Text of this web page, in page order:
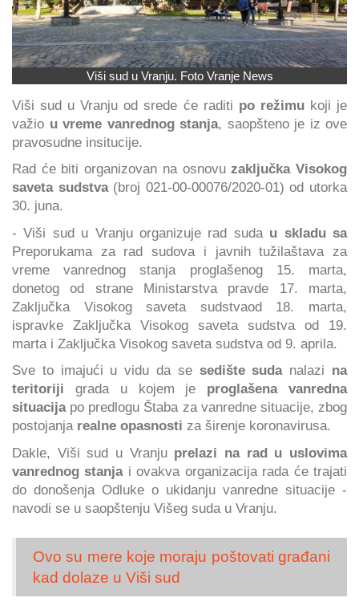
Viši sud u Vranju. Foto Vranje News
Viši sud u Vranju od srede će raditi po režimu koji je
važio u vreme vanrednog stanja, saopšteno je iz ove
pravosudne insitucije.
Rad će biti organizovan na osnovuzaključka Visokog
saveta sudstva(broj 021-00-00076/2020-01) od utorka
30. juna.
- Viši sud u Vranju organizuje rad sudau skladu sa
Preporukama za rad sudova i javnih tužilaštava za
vreme vanrednog stanja proglašenog 15. marta,
donetog od strane Ministarstva pravde 17. marta,
Zaključka Visokog saveta sudstvaod 18. marta,
ispravke Zaključka Visokog saveta sudstva od 19.
marta i Zaključka Visokog saveta sudstva od 9. aprila.
Sve to imajući u vidu da se sedište sudanalazi na
teritoriji grada u kojem je proglašena vanredna
situacijapo predlogu Štaba za vanredne situacije, zbog
postojanja realne opasnosti za širenje koronavirusa.
Dakle, Viši sud u Vranju prelazi na rad u uslovima
vanrednog stanjai ovakva organizacija rada će trajati
do donošenja Odluke o ukidanju vanredne situacije -
navodi se u saopštenju Višeg suda u Vranju.
Ovo su mere koje moraju poštovati građani
kad dolaze u Viši sud